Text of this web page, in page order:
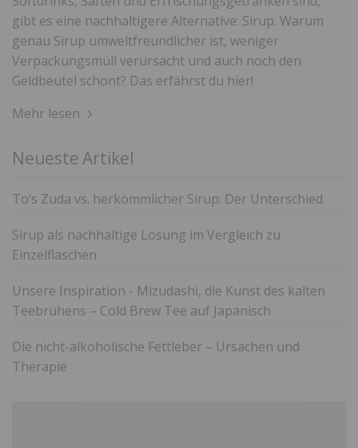
gibt es eine nachhaltigere Alternative: Sirup. Warum
genau Sirup umweltfreundlicher ist, weniger
Verpackungsmüll verursacht und auch noch den
Geldbeutel schont? Das erfährst du hier!
Mehr lesen
Neueste Artikel
To’s Zuda vs. herkömmlicher Sirup: Der Unterschied
Sirup als nachhaltige Lösung im Vergleich zu
Einzelflaschen
Unsere Inspiration - Mizudashi, die Kunst des kalten
Teebrühens – Cold Brew Tee auf Japanisch
Die nicht-alkoholische Fettleber – Ursachen und
Therapie